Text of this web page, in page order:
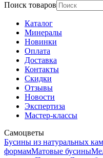
Поиск товаров
Каталог
Минералы
Новинки
Оплата
Доставка
Контакты
Скидки
Отзывы
Новости
Экспертиза
Мастер-классы
Самоцветы
Бусины из натуральных
формамМатовые бусины